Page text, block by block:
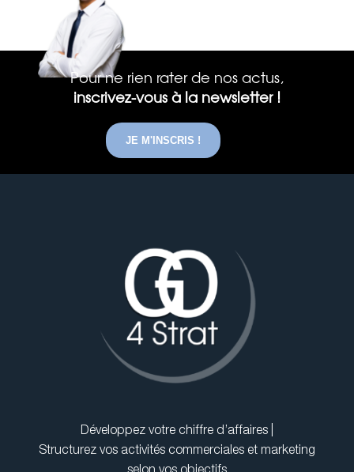
Pour ne rien rater de nos actus,
inscrivez-vous à la newsletter !
JE M'INSCRIS !
Développez votre chiffre d’affaires |
Structurez vos activités commerciales et marketing